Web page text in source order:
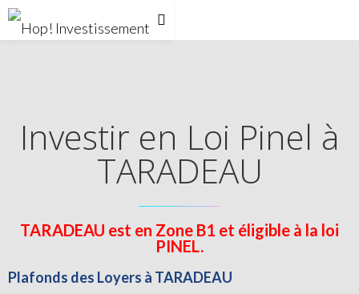
Investir en Loi Pinel à
TARADEAU
TARADEAU est en Zone B1 et éligible à la loi
PINEL.
Plafonds des Loyers à TARADEAU